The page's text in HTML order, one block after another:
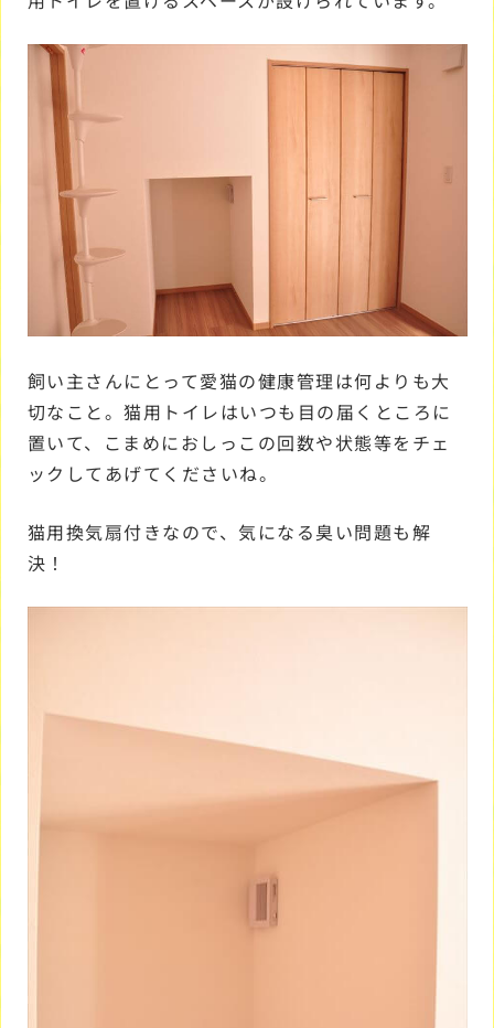
飼い主さんにとって愛猫の健康管理は何よりも大
切なこと。猫用トイレはいつも目の届くところに
置いて、こまめにおしっこの回数や状態等をチェ
ックしてあげてくださいね。
猫用換気扇付きなので、気になる臭い問題も解
決！